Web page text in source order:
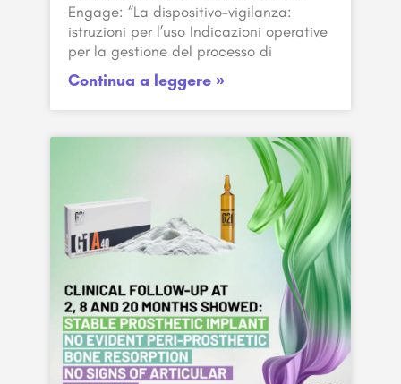
Engage: “La dispositivo-vigilanza:
istruzioni per l’uso Indicazioni operative
per la gestione del processo di
Continua a leggere »